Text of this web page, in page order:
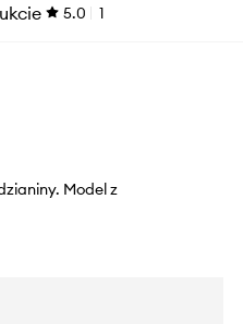
5.0 1
Model z